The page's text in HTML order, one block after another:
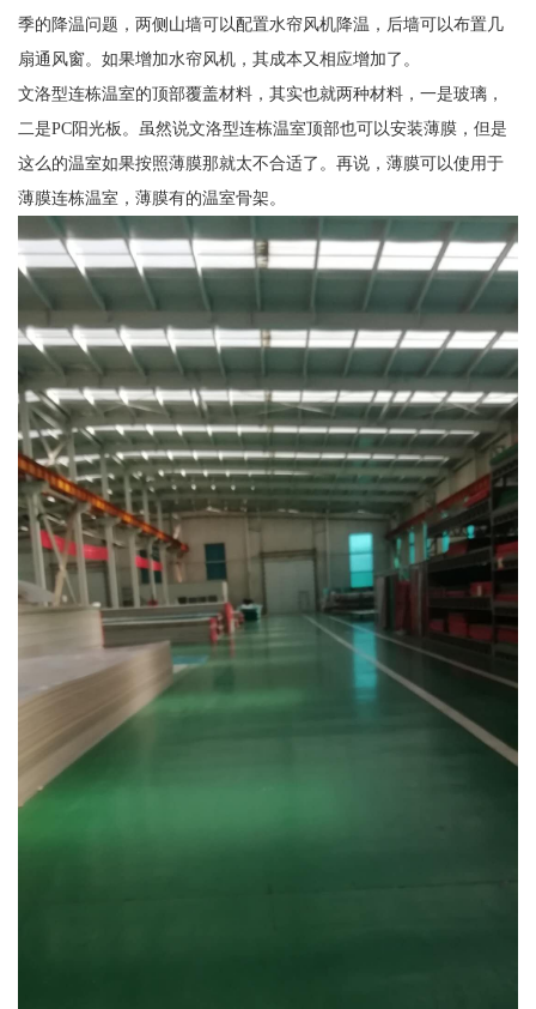
季的降温问题，两侧山墙可以配置水帘风机降温，后墙可以布置几
扇通风窗。如果增加水帘风机，其成本又相应增加了。
文洛型连栋温室的顶部覆盖材料，其实也就两种材料，一是玻璃，
二是PC阳光板。虽然说文洛型连栋温室顶部也可以安装薄膜，但是
这么的温室如果按照薄膜那就太不合适了。再说，薄膜可以使用于
薄膜连栋温室，薄膜有的温室骨架。